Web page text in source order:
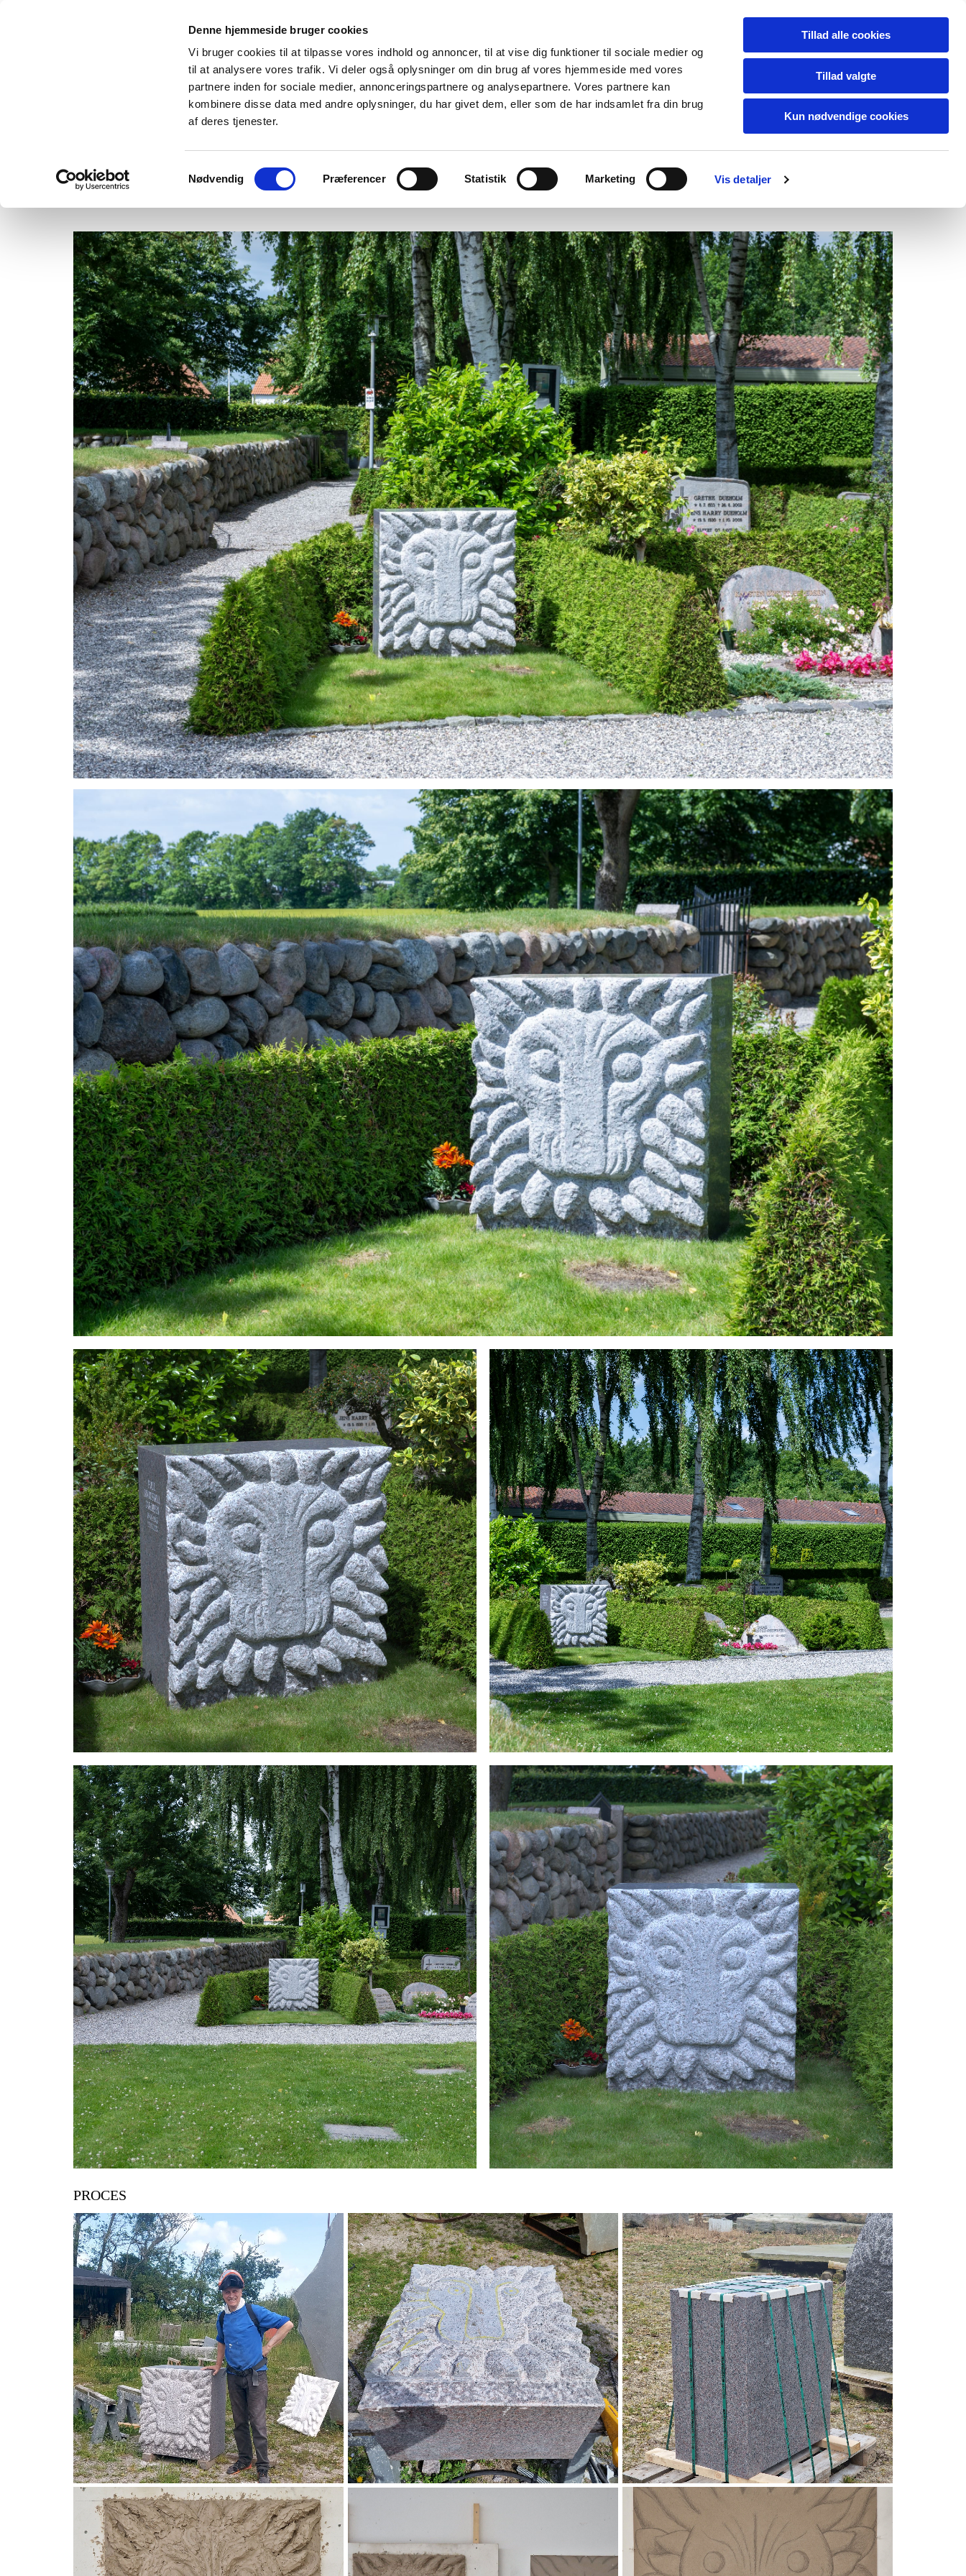
Denne hjemmeside bruger cookies
Vi bruger cookies til at tilpasse vores indhold og annoncer, til at vise dig funktioner til sociale medier og
til at analysere vores trafik. Vi deler også oplysninger om din brug af vores hjemmeside med vores
partnere inden for sociale medier, annonceringspartnere og analysepartnere. Vores partnere kan
kombinere disse data med andre oplysninger, du har givet dem, eller som de har indsamlet fra din brug
af deres tjenester.
Nødvendig Præferencer Statistik Marketing Vis detaljer
Tillad alle cookies
Tillad valgte
Kun nødvendige cookies
CLAUS ØRNTOFT VÆRKER AKTUELT/UDSTILLINGER TRYKTE MEDIER PUBLIKATIONER
SOLLØVE, EGÅ KIRKEGÅRD, 2025
PROCES